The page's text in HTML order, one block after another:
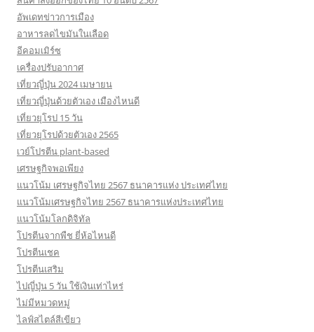
อัพเดทข่าวการเมือง
อาหารลดไขมันในเลือด
อีคอมเมิร์ซ
เครื่องปรับอากาศ
เที่ยวญี่ปุ่น 2024 เมษายน
เที่ยวญี่ปุ่นด้วยตัวเอง เมืองไหนดี
เที่ยวยุโรป 15 วัน
เที่ยวยุโรปด้วยตัวเอง 2565
เวย์โปรตีน plant-based
เศรษฐกิจพอเพียง
แนวโน้ม เศรษฐกิจไทย 2567 ธนาคารแห่ง ประเทศไทย
แนวโน้มเศรษฐกิจไทย 2567 ธนาคารแห่งประเทศไทย
แนวโน้มโลกดิจิทัล
โปรตีนจากพืช ยี่ห้อไหนดี
โปรตีนเชค
โปรตีนเสริม
ไปญี่ปุ่น 5 วัน ใช้เงินเท่าไหร่
ไม่มีหมวดหมู่
ไลฟ์สไตล์สีเขียว